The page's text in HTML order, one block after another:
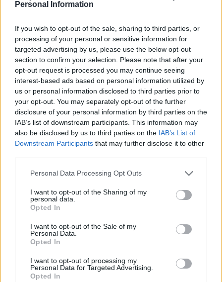
Personal Information
If you wish to opt-out of the sale, sharing to third parties, or
processing of your personal or sensitive information for
targeted advertising by us, please use the below opt-out
section to confirm your selection. Please note that after your
opt-out request is processed you may continue seeing
interest-based ads based on personal information utilized by
us or personal information disclosed to third parties prior to
your opt-out. You may separately opt-out of the further
disclosure of your personal information by third parties on the
IAB’s list of downstream participants. This information may
also be disclosed by us to third parties on the IAB’s List of
Downstream Participants that may further disclose it to other
Personal Data Processing Opt Outs
I want to opt-out of the Sharing of my
personal data.
Opted In
I want to opt-out of the Sale of my
Personal Data.
Opted In
I want to opt-out of processing my
Personal Data for Targeted Advertising.
Opted In
Codycross Londra soluzioni
Codycross Grandi Magazzini
soluzioni
Codycross Sfilata di Moda soluzioni
Codycross Villaggio Turistico
soluzioni
Codycross Benvenuti in Giappone
soluzioni
Codycross Auditorium soluzioni
Codycross Casa Dolce Casa soluzioni
Codycross Grecia soluzioni
Codycross Com’è Piccolo il Mondo!
soluzioni